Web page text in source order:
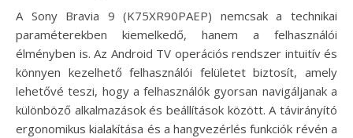
A Sony Bravia 9 (K75XR90PAEP) nemcsak a technikai
paraméterekben kiemelkedő, hanem a felhasználói
élményben is. Az Android TV operációs rendszer intuitív és
könnyen kezelhető felhasználói felületet biztosít, amely
lehetővé teszi, hogy a felhasználók gyorsan navigáljanak a
különböző alkalmazások és beállítások között. A távirányító
ergonomikus kialakítása és a hangvezérlés funkciók révén a